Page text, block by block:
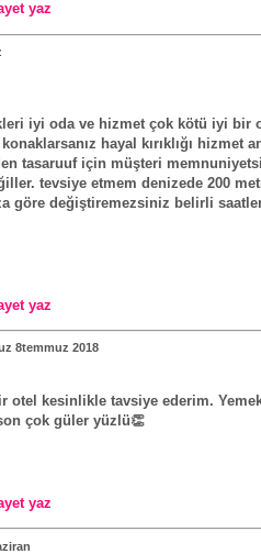
yaz
iyi oda ve hizmet çok kötü iyi bir
hayal kırıklığı hizmet
tasaruuf için müşteri
tevsiye etmem denizede 200
göre değiştiremezsiniz belirli
yaz
8temmuz 2018
otel kesinlikle tavsiye ederim.
çok güler yüzlü👏
yaz